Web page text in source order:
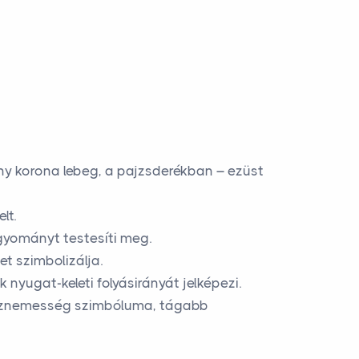
korona lebeg, a pajzsderékban – ezüst
testesíti meg.
szimbolizálja.
nyugat-keleti folyásirányát jelképezi.
szimbóluma, tágabb